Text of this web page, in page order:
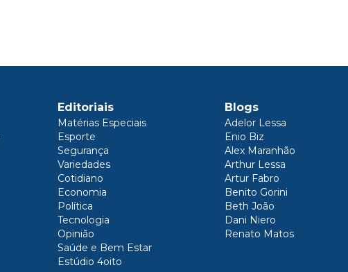
Editoriais
Matérias Especiais
Esporte
Segurança
Variedades
Cotidiano
Economia
Política
Tecnologia
Opinião
Saúde e Bem Estar
Estúdio 4oito
Blogs
Adelor Lessa
Enio Biz
Alex Maranhão
Arthur Lessa
Artur Fabro
Benito Gorini
Beth João
Dani Niero
Renato Matos